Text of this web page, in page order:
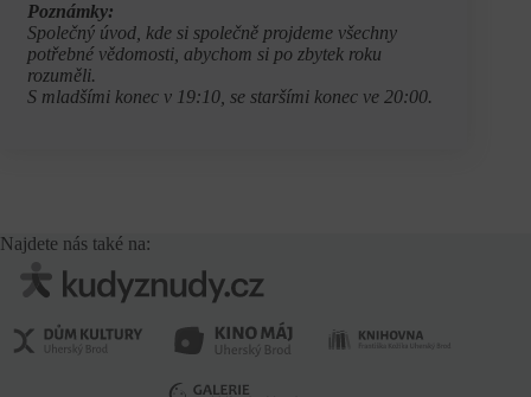
Poznámky:
Společný úvod, kde si společně projdeme všechny
potřebné vědomosti, abychom si po zbytek roku
rozuměli.
S mladšími konec v 19:10, se staršími konec ve 20:00.
Najdete nás také na: